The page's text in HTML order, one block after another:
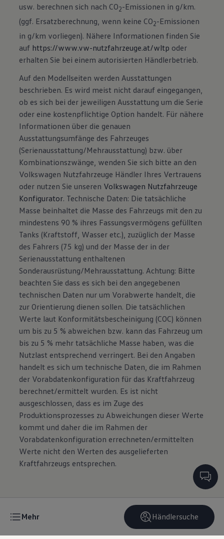
Händlersuche
Mehr
usw. berechnen sich nach CO2-Emissionen in g/km.
(ggf. Ersatzberechnung, wenn keine CO2-Emissionen
in g/km vorliegen). Nähere Informationen finden Sie
auf https://www.vw-nutzfahrzeuge.at/wltp oder
erhalten Sie bei einem autorisierten Händlerbetrieb.
Auf den Modellseiten werden Ausstattungen
beschrieben. Es wird meist nicht darauf eingegangen,
ob es sich bei der jeweiligen Ausstattung um die Serie
oder eine kostenpflichtige Option handelt. Für nähere
Informationen über die genauen
Ausstattungsumfänge des Fahrzeuges
(Serienausstattung/Mehrausstattung) bzw. über
Kombinationszwänge, wenden Sie sich bitte an den
Volkswagen Nutzfahrzeuge Händler Ihres Vertrauens
oder nutzen Sie unseren Volkswagen Nutzfahrzeuge
Konfigurator. Technische Daten: Die tatsächliche
Masse beinhaltet die Masse des Fahrzeugs mit den zu
mindestens 90 % ihres Fassungsvermögens gefüllten
Tanks (Kraftstoff, Wasser etc.), zuzüglich der Masse
des Fahrers (75 kg) und der Masse der in der
Serienausstattung enthaltenen
Sonderausrüstung/Mehrausstattung. Achtung: Bitte
beachten Sie dass es sich bei den angegebenen
technischen Daten nur um Vorabwerte handelt, die
zur Orientierung dienen sollen. Die tatsächlichen
Werte laut Konformitätsbescheinigung (COC) können
um bis zu 5 % abweichen bzw. kann das Fahrzeug um
bis zu 5 % mehr tatsächliche Masse haben, was die
Nutzlast entsprechend verringert. Bei den Angaben
handelt es sich um technische Daten, die im Rahmen
der Vorabdatenkonfiguration für das Kraftfahrzeug
berechnet/ermittelt wurden. Es ist nicht
ausgeschlossen, dass es im Zuge des
Produktionsprozesses zu Abweichungen dieser Werte
kommt und daher die im Rahmen der
Vorabdatenkonfiguration errechneten/ermittelten
Werte nicht den Werten des ausgelieferten
Kraftfahrzeugs entsprechen.